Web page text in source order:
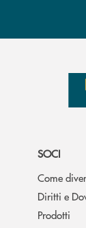
SOCI
Come
Diritti e
Prodotti